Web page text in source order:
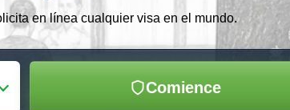
en línea cualquier visa en el mundo.
Comience